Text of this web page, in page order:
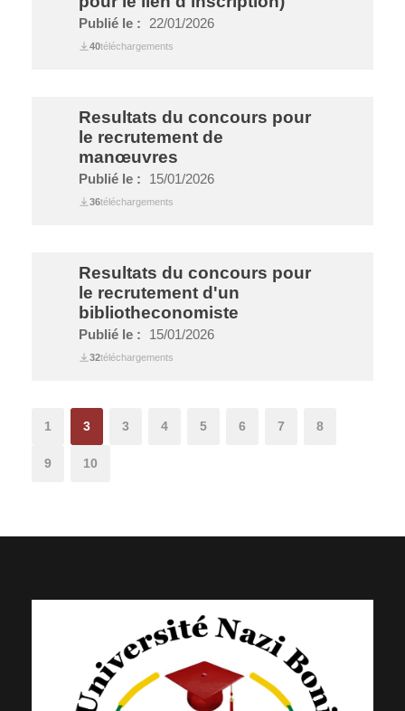
Publié le : 22/01/2026
40téléchargements
Resultats du concours pour
le recrutement de
manœuvres
Publié le : 15/01/2026
36téléchargements
Resultats du concours pour
le recrutement d'un
bibliotheconomiste
Publié le : 15/01/2026
32téléchargements
1 3 3 4 5 6 7 8
9 10